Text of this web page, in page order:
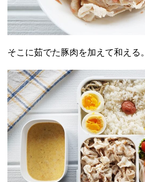
そこに茹でた豚肉を加えて和える。